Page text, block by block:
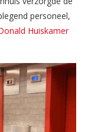
personeel,
Huiskamer